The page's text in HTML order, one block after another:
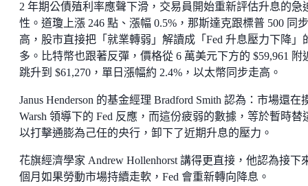
2 年期公債殖利率應聲下滑，交易員開始重新評估升息的急
性。道瓊上漲 246 點、漲幅 0.5%，那斯達克跟標普 500 同
高，股市直接把「就業轉弱」解讀成「Fed 升息壓力下降」
多。比特幣也跟著反彈，價格從 6 萬美元下方的 $59,961 附
跳升到 $61,270，單日漲幅約 2.4%，以太幣同步走高。
Janus Henderson 的基金經理 Bradford Smith 認為：市場還在
Warsh 領導下的 Fed 反應，而這份疲弱的數據，等於暫時替
以打擊通膨為己任的央行，卸下了近期升息的壓力。
花旗經濟學家 Andrew Hollenhorst 講得更直接，他認為接下
個月如果勞動市場持續走軟，Fed 會重新轉向降息。